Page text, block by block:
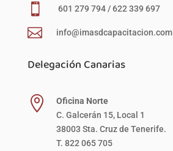
 601 279 794 / 622 339 697
 info@imasdcapacitacion.com
Delegación Canarias

Oficina Norte
C. Galcerán 15, Local 1
38003 Sta. Cruz de Tenerife.
T. 822 065 705